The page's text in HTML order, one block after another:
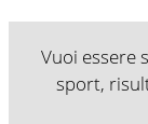
Vuoi essere
sport,